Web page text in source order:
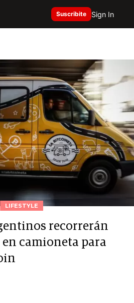
Suscribite Sign In
LIFESTYLE
recorrerán
camioneta para